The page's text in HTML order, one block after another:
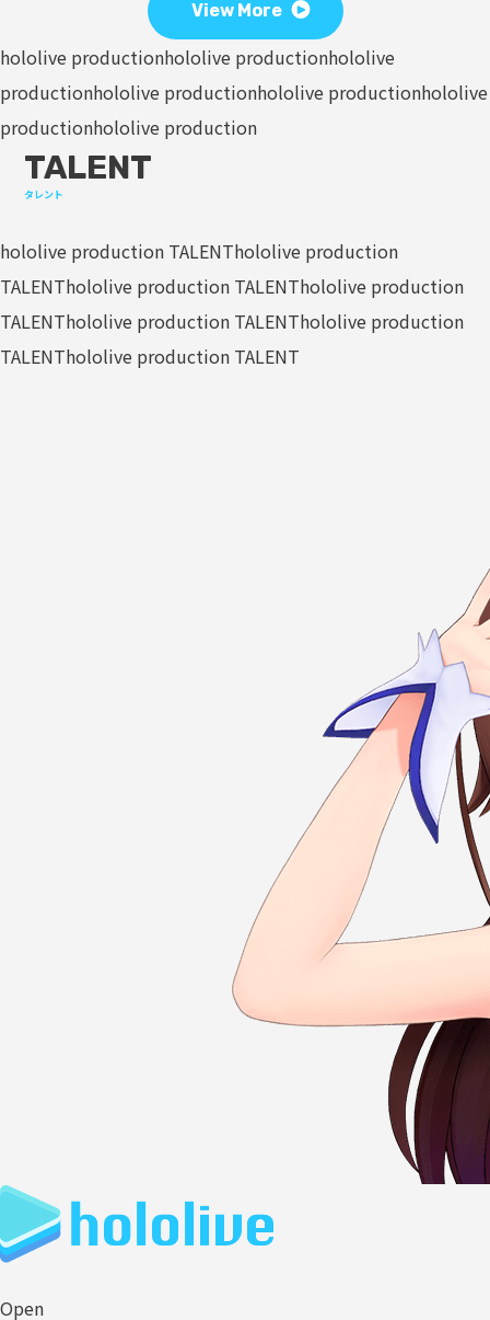
View More
hololive productionhololive productionhololive
productionhololive productionhololive productionhololive
productionhololive production
TALENT
タレント
hololive production TALENThololive production
TALENThololive production TALENThololive production
TALENThololive production TALENThololive production
TALENThololive production TALENT
Open